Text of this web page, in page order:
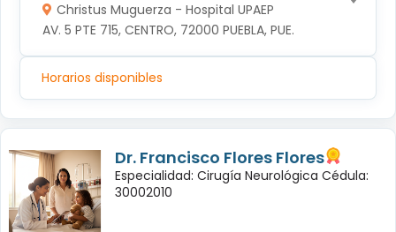
Christus Muguerza - Hospital UPAEP
AV. 5 PTE 715, CENTRO, 72000 PUEBLA, PUE.
Horarios disponibles
Dr. Francisco Flores Flores
Especialidad: Cirugía Neurológica Cédula:
30002010